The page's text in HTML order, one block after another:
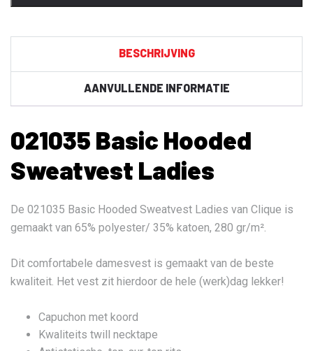
BESCHRIJVING
AANVULLENDE INFORMATIE
021035 Basic Hooded
Sweatvest Ladies
De 021035 Basic Hooded Sweatvest Ladies van Clique is
gemaakt van 65% polyester/ 35% katoen, 280 gr/m².
Dit comfortabele damesvest is gemaakt van de beste
kwaliteit. Het vest zit hierdoor de hele (werk)dag lekker!
Capuchon met koord
Kwaliteits twill necktape